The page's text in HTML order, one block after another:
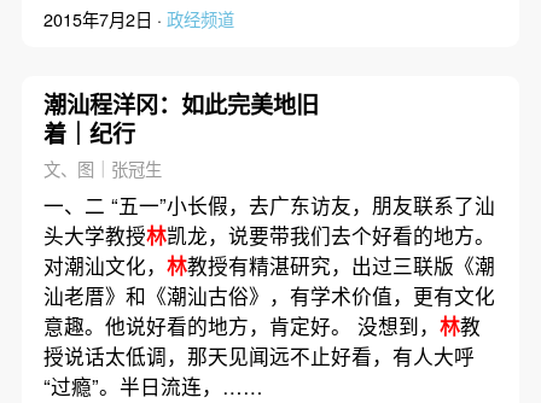
2015年7月2日 · 政经频道
潮汕程洋冈：如此完美地旧
着｜纪行
文、图｜张冠生
一、二 “五一”小长假，去广东访友，朋友联系了汕
头大学教授林凯龙，说要带我们去个好看的地方。
对潮汕文化， 林教授有精湛研究，出过三联版《潮
汕老厝》和《潮汕古俗》，有学术价值，更有文化
意趣。他说好看的地方，肯定好。 没想到， 林教
授说话太低调，那天见闻远不止好看，有人大呼
“过瘾”。半日流连，……